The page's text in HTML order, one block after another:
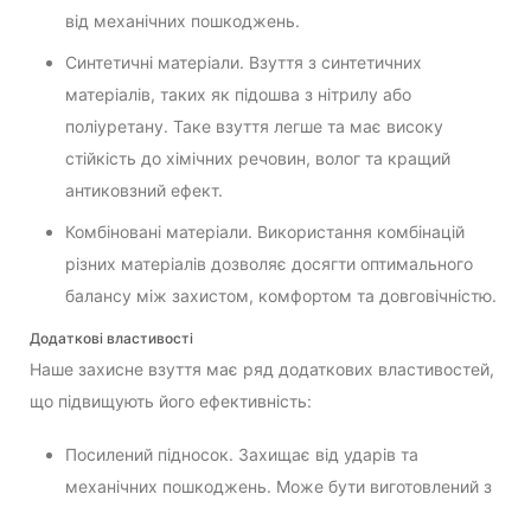
від механічних пошкоджень.
Синтетичні матеріали. Взуття з синтетичних
матеріалів, таких як підошва з нітрилу або
поліуретану. Таке взуття легше та має високу
стійкість до хімічних речовин, волог та кращий
антиковзний ефект.
Комбіновані матеріали. Використання комбінацій
різних матеріалів дозволяє досягти оптимального
балансу між захистом, комфортом та довговічністю.
Додаткові властивості
Наше захисне взуття має ряд додаткових властивостей,
що підвищують його ефективність:
Посилений підносок. Захищає від ударів та
механічних пошкоджень. Може бути виготовлений з